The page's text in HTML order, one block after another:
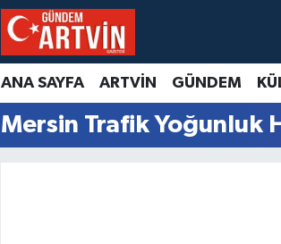
ANA SAYFA ARTVİN GÜNDEM
Mersin Trafik Yoğunluk